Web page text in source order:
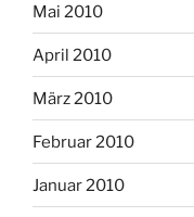
Mai 2010
April 2010
März 2010
Februar 2010
Januar 2010